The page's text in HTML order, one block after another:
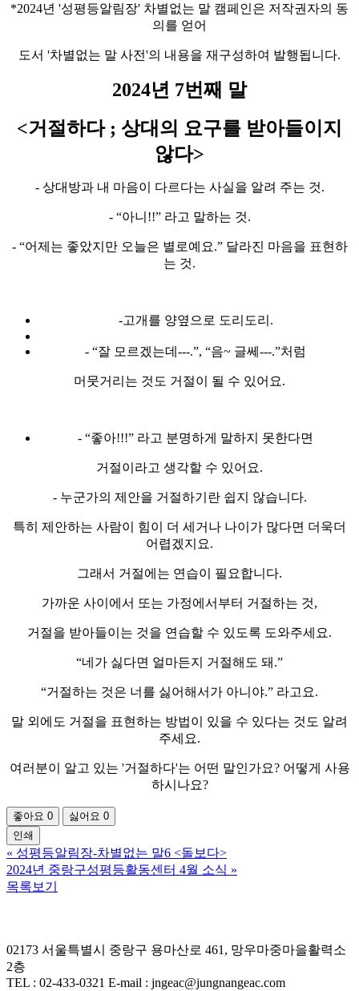
*2024년 '성평등알림장' 차별없는 말 캠페인은 저작권자의 동
의를 얻어
도서 '차별없는 말 사전'의 내용을 재구성하여 발행됩니다.
2024년 7번째 말
<거절하다 ; 상대의 요구를 받아들이지
않다>
- 상대방과 내 마음이 다르다는 사실을 알려 주는 것.
- “아니!!” 라고 말하는 것.
- “어제는 좋았지만 오늘은 별로예요.” 달라진 마음을 표현하
는 것.
-고개를 양옆으로 도리도리.
- “잘 모르겠는데---.”, “음~ 글쎄---.”처럼
머뭇거리는 것도 거절이 될 수 있어요.
- “좋아!!!” 라고 분명하게 말하지 못한다면
거절이라고 생각할 수 있어요.
- 누군가의 제안을 거절하기란 쉽지 않습니다.
특히 제안하는 사람이 힘이 더 세거나 나이가 많다면 더욱더
어렵겠지요.
그래서 거절에는 연습이 필요합니다.
가까운 사이에서 또는 가정에서부터 거절하는 것,
거절을 받아들이는 것을 연습할 수 있도록 도와주세요.
“네가 싫다면 얼마든지 거절해도 돼.”
“거절하는 것은 너를 싫어해서가 아니야.” 라고요.
말 외에도 거절을 표현하는 방법이 있을 수 있다는 것도 알려
주세요.
여러분이 알고 있는 '거절하다'는 어떤 말인가요? 어떻게 사용
하시나요?
좋아요 0 싫어요 0
인쇄
« 성평등알림장-차별없는 말6 <돌보다>
2024년 중랑구성평등활동센터 4월 소식 »
목록보기
02173 서울특별시 중랑구 용마산로 461, 망우마중마을활력소
2층
TEL : 02-433-0321 E-mail : jngeac@jungnangeac.com